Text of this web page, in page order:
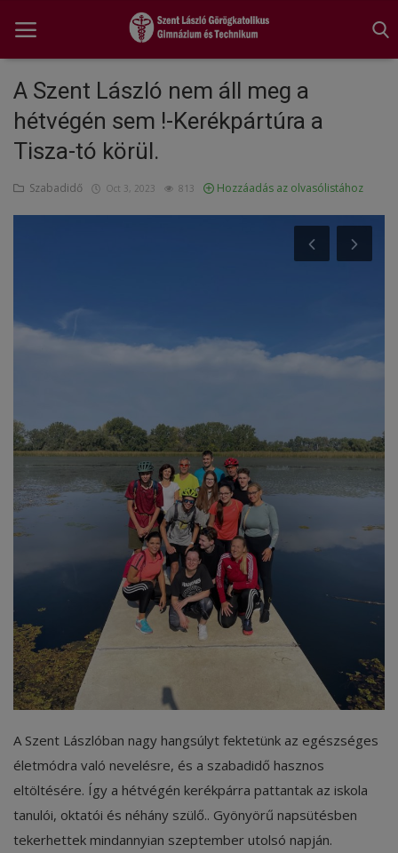
Főoldal
Igazgatói köszöntő
Képzéseink
Dokumentumok
OM azonosító:203167 Tel.:(52)
411 674 E-
mail:szentlaszlodebrecen@gmail.c
om Cím:Debrecen, Thomas Mann
utca 16.
E-Napló
A Szent László nem áll meg a
hétvégén sem !-Kerékpártúra a
Tisza-tó körül.
Szabadidő Oct 3, 2023 813 Hozzáadás az olvasólistához
A Szent Lászlóban nagy hangsúlyt fektetünk az egészséges
életmódra való nevelésre, és a szabadidő hasznos
eltöltésére. Így a hétvégén kerékpárra pattantak az iskola
tanulói, oktatói és néhány szülő.. Gyönyörű napsütésben
tekerhettek mindannyian szeptember utolsó napján.